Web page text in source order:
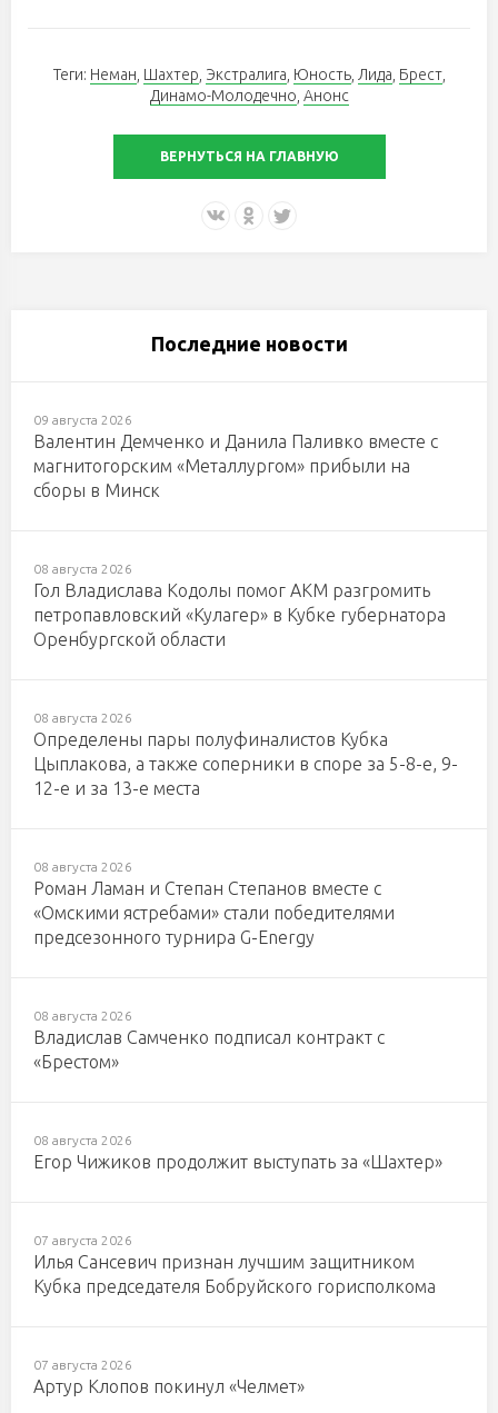
Теги: Неман Шахтер Экстралига Юность, Лида Брест,
Динамо-Молодечно Анонс
ВЕРНУТЬСЯ НА ГЛАВНУЮ
Последние новости
09 августа 2026
Валентин Демченко и Данила Паливко вместе с
магнитогорским «Металлургом» прибыли на
сборы в Минск
08 августа 2026
Гол Владислава Кодолы помог АКМ разгромить
петропавловский «Кулагер» в Кубке губернатора
Оренбургской области
08 августа 2026
Определены пары полуфиналистов Кубка
Цыплакова, а также соперники в споре за 5-8-е, 9-
12-е и за 13-е места
08 августа 2026
Роман Ламан и Степан Степанов вместе с
«Омскими ястребами» стали победителями
предсезонного турнира G-Energy
08 августа 2026
Владислав Самченко подписал контракт с
«Брестом»
08 августа 2026
Егор Чижиков продолжит выступать за «Шахтер»
07 августа 2026
Илья Сансевич признан лучшим защитником
Кубка председателя Бобруйского горисполкома
07 августа 2026
Артур Клопов покинул «Челмет»